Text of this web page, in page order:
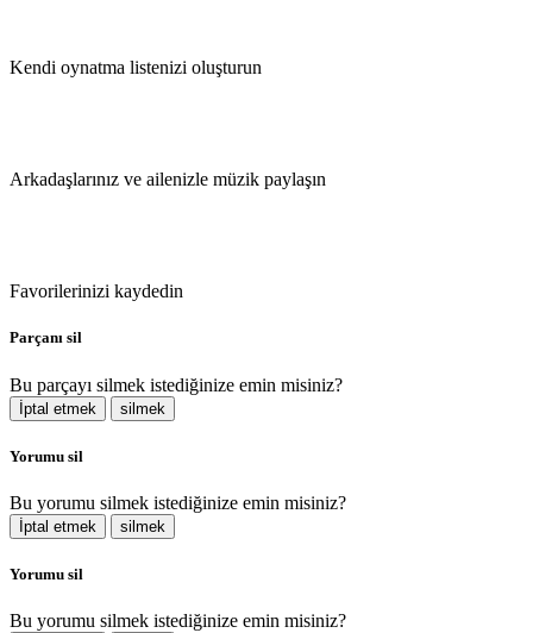
Kendi oynatma listenizi oluşturun
Arkadaşlarınız ve ailenizle müzik paylaşın
Favorilerinizi kaydedin
Parçanı sil
Bu parçayı silmek istediğinize emin misiniz?
İptal etmek silmek
Yorumu sil
Bu yorumu silmek istediğinize emin misiniz?
İptal etmek silmek
Yorumu sil
Bu yorumu silmek istediğinize emin misiniz?